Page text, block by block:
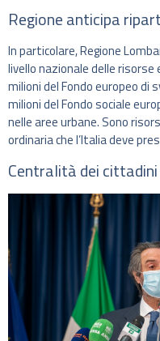
Regione anticipa
In particolare, Regione
livello nazionale delle
milioni del Fondo europeo di
milioni del Fondo sociale
nelle aree urbane. Sono
ordinaria che l’Italia deve
Centralità dei cittadini